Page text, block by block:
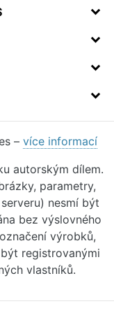
– více informací
autorským dílem.
parametry,
nesmí být
bez výslovného
výrobků,
registrovanými
vlastníků.